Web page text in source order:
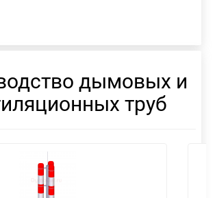
дымовых и
труб